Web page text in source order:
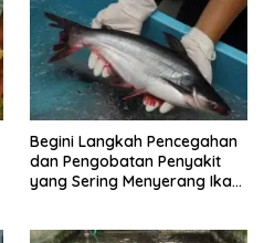
Begini Langkah Pencegahan
dan Pengobatan Penyakit
yang Sering Menyerang Ikan